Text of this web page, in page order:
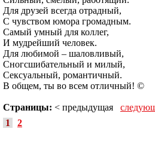
Для друзей всегда отрадный,
С чувством юмора громадным.
Самый умный для коллег,
И мудрейший человек.
Для любимой – шаловливый,
Сногсшибательный и милый,
Сексуальный, романтичный.
В общем, ты во всем отличный! ©
Страницы: < предыдущая
1
2